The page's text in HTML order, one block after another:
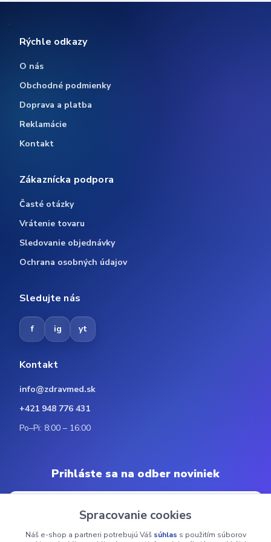
Rýchle odkazy
O nás
Obchodné podmienky
Doprava a platba
Reklamácie
Kontakt
Zákaznícka podpora
Časté otázky
Vrátenie tovaru
Sledovanie objednávky
Ochrana osobných údajov
Sledujte nás
f ig yt
Kontakt
info@zdravmed.sk
+421 948 776 431
Po–Pi: 8:00 – 16:00
Prihláste sa na odber noviniek
Odoberať
Spracovanie cookies
Náš e-shop a partneri potrebujú Váš súhlas s použitím súborov